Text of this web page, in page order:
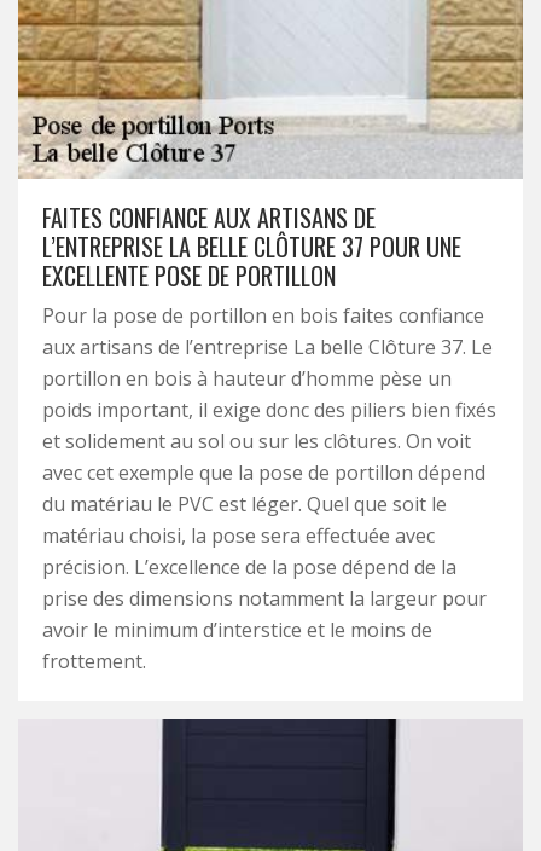
FAITES CONFIANCE AUX ARTISANS DE
L’ENTREPRISE LA BELLE CLÔTURE 37 POUR UNE
EXCELLENTE POSE DE PORTILLON
Pour la pose de portillon en bois faites confiance
aux artisans de l’entreprise La belle Clôture 37. Le
portillon en bois à hauteur d’homme pèse un
poids important, il exige donc des piliers bien fixés
et solidement au sol ou sur les clôtures. On voit
avec cet exemple que la pose de portillon dépend
du matériau le PVC est léger. Quel que soit le
matériau choisi, la pose sera effectuée avec
précision. L’excellence de la pose dépend de la
prise des dimensions notamment la largeur pour
avoir le minimum d’interstice et le moins de
frottement.